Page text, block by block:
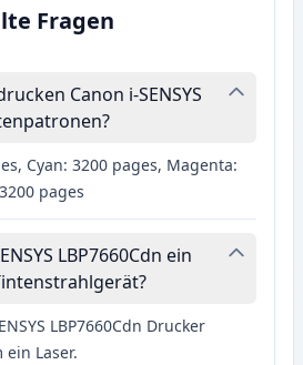
Fragen
Canon i-SENSYS
Cyan: 3200 pages, Magenta:
pages
LBP7660Cdn ein
LBP7660Cdn Drucker
Laser.